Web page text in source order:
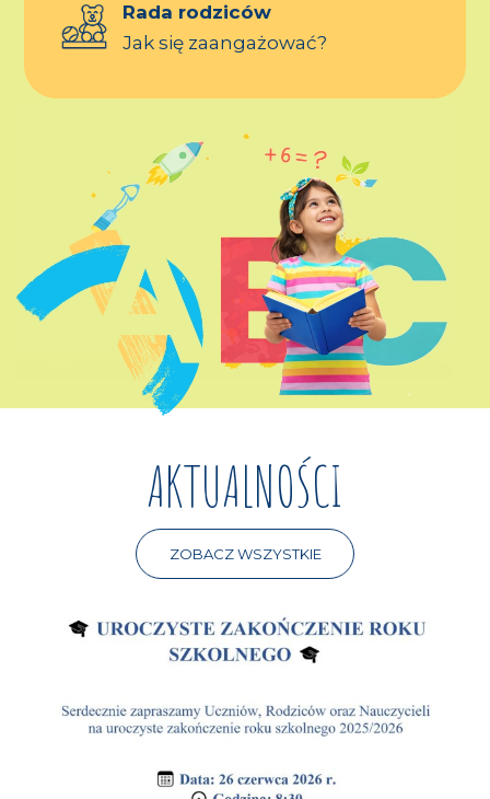
Rada rodziców
Jak się zaangażować?
AKTUALNOŚCI
ZOBACZ WSZYSTKIE